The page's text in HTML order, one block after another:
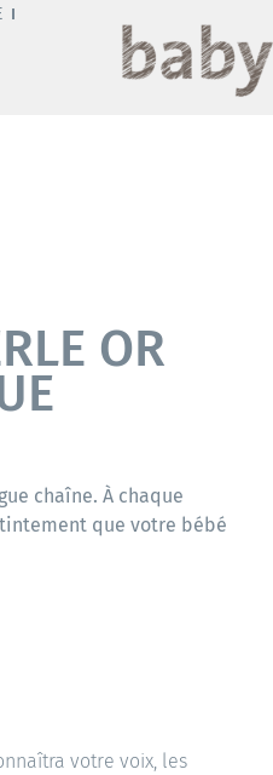
OR
chaîne. À chaque
que votre bébé
votre voix, les